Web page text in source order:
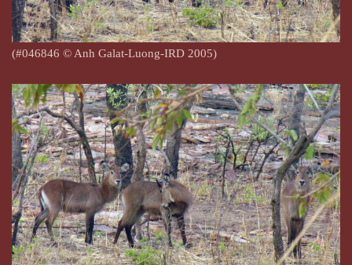
(#046846 © Anh Galat-Luong-IRD 2005)